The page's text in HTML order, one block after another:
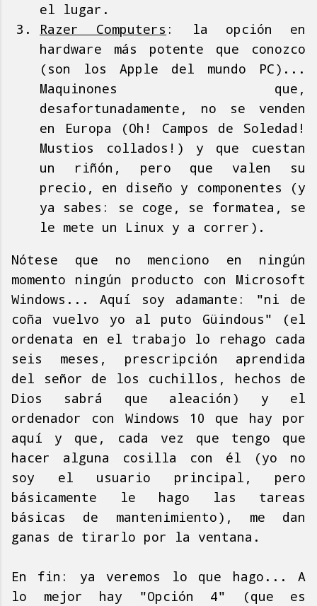
el lugar.
Razer Computers : la opción en
hardware más potente que conozco
(son los Apple del mundo PC)...
Maquinones que,
desafortunadamente, no se venden
en Europa (Oh! Campos de Soledad!
Mustios collados!) y que cuestan
un riñón, pero que valen su
precio, en diseño y componentes (y
ya sabes: se coge, se formatea, se
le mete un Linux y a correr).
Nótese que no menciono en ningún
momento ningún producto con Microsoft
Windows... Aquí soy adamante: "ni de
coña vuelvo yo al puto Güindous" (el
ordenata en el trabajo lo rehago cada
seis meses, prescripción aprendida
del señor de los cuchillos, hechos de
Dios sabrá que aleación) y el
ordenador con Windows 10 que hay por
aquí y que, cada vez que tengo que
hacer alguna cosilla con él (yo no
soy el usuario principal, pero
básicamente le hago las tareas
básicas de mantenimiento), me dan
ganas de tirarlo por la ventana.
En fin: ya veremos lo que hago... A
lo mejor hay "Opción 4" (que es